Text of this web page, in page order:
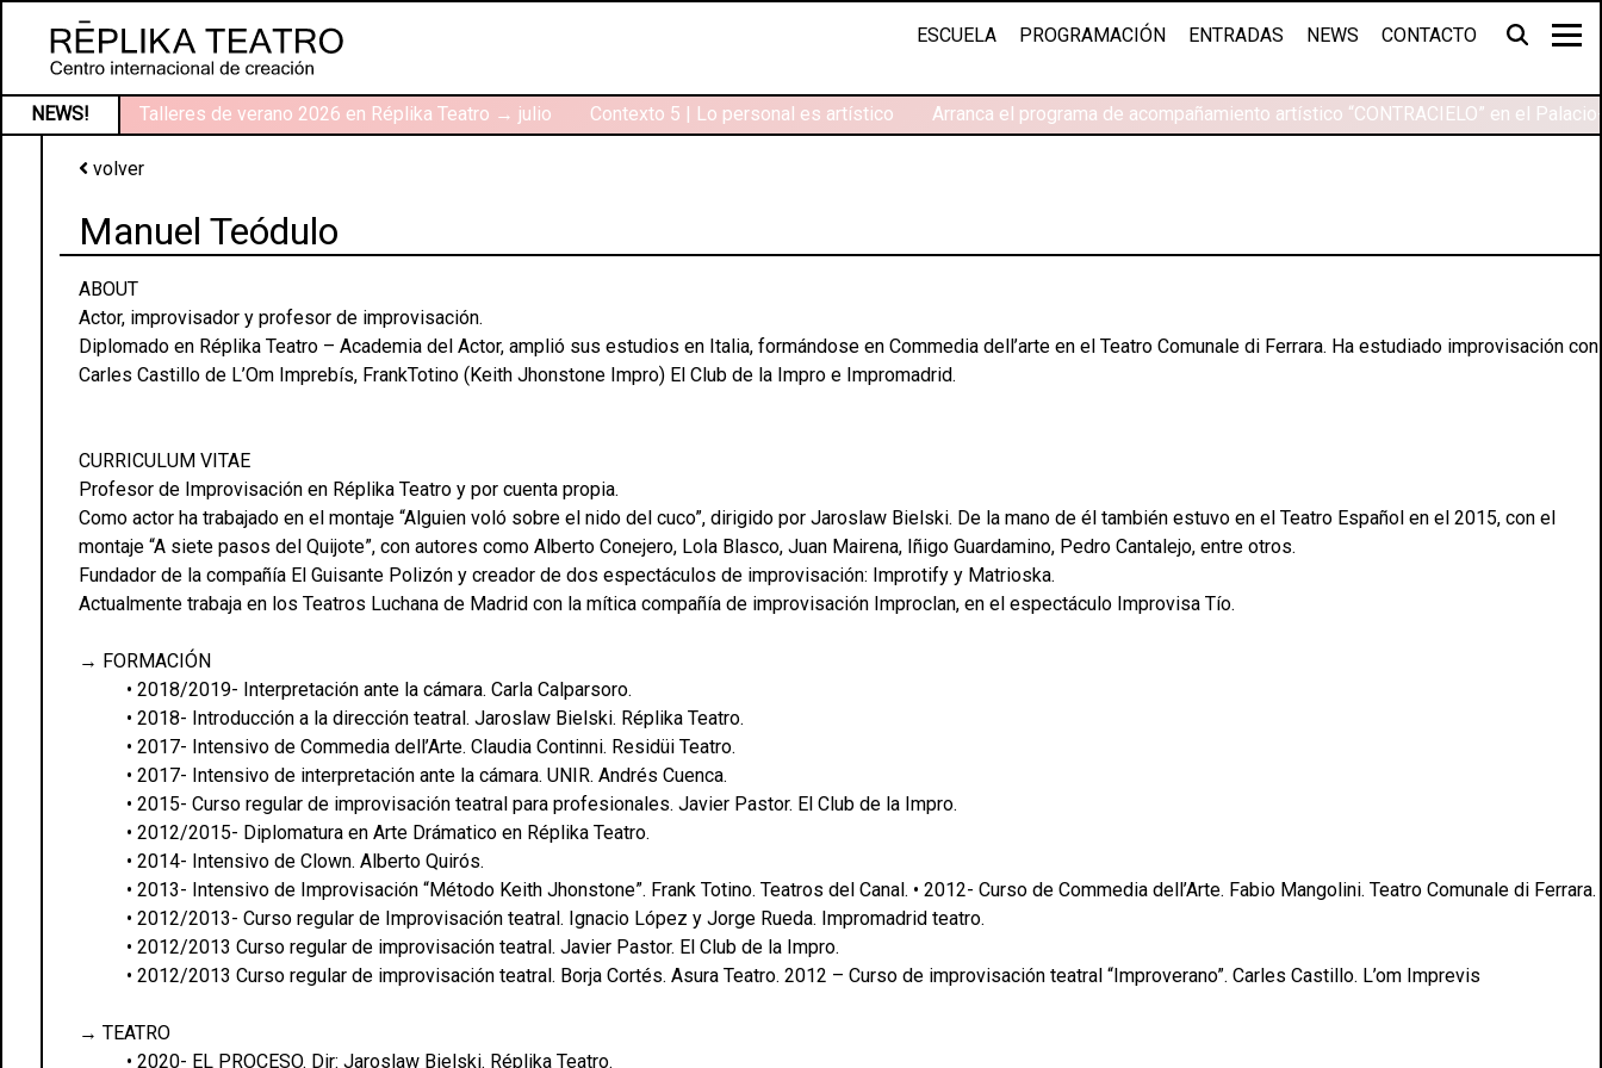
ESCUELA PROGRAMACIÓN ENTRADAS NEWS CONTACTO
NEWS! Talleres de verano 2026 en Réplika Teatro → julio Contexto 5 | Lo personal es artístico Arranca el programa de acompañamiento artístico “CONTRACIELO” en el
volver
Manuel Teódulo
ABOUT
Actor, improvisador y profesor de improvisación.
Diplomado en Réplika Teatro – Academia del Actor, amplió sus estudios en Italia, formándose en Commedia dell’arte en el Teatro Comunale di Ferrara. Ha estudiado improvisación con
Carles Castillo de L’Om Imprebís, FrankTotino (Keith Jhonstone Impro) El Club de la Impro e Impromadrid.
CURRICULUM VITAE
Profesor de Improvisación en Réplika Teatro y por cuenta propia.
Como actor ha trabajado en el montaje “Alguien voló sobre el nido del cuco”, dirigido por Jaroslaw Bielski. De la mano de él también estuvo en el Teatro Español en el 2015, con el
montaje “A siete pasos del Quijote”, con autores como Alberto Conejero, Lola Blasco, Juan Mairena, Iñigo Guardamino, Pedro Cantalejo, entre otros.
Fundador de la compañía El Guisante Polizón y creador de dos espectáculos de improvisación: Improtify y Matrioska.
Actualmente trabaja en los Teatros Luchana de Madrid con la mítica compañía de improvisación Improclan, en el espectáculo Improvisa Tío.
→ FORMACIÓN
• 2018/2019- Interpretación ante la cámara. Carla Calparsoro.
• 2018- Introducción a la dirección teatral. Jaroslaw Bielski. Réplika Teatro.
• 2017- Intensivo de Commedia dell’Arte. Claudia Continni. Residüi Teatro.
• 2017- Intensivo de interpretación ante la cámara. UNIR. Andrés Cuenca.
• 2015- Curso regular de improvisación teatral para profesionales. Javier Pastor. El Club de la Impro.
• 2012/2015- Diplomatura en Arte Drámatico en Réplika Teatro.
• 2014- Intensivo de Clown. Alberto Quirós.
• 2013- Intensivo de Improvisación “Método Keith Jhonstone”. Frank Totino. Teatros del Canal. • 2012- Curso de Commedia dell’Arte. Fabio Mangolini. Teatro Comunale di Ferrara.
• 2012/2013- Curso regular de Improvisación teatral. Ignacio López y Jorge Rueda. Impromadrid teatro.
• 2012/2013 Curso regular de improvisación teatral. Javier Pastor. El Club de la Impro.
• 2012/2013 Curso regular de improvisación teatral. Borja Cortés. Asura Teatro. 2012 – Curso de improvisación teatral “Improverano”. Carles Castillo. L’om Imprevis
→ TEATRO
• 2020- EL PROCESO. Dir: Jaroslaw Bielski. Réplika Teatro.